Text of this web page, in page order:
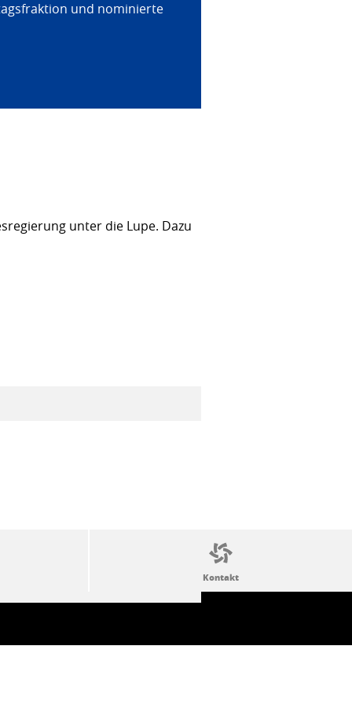
und nominierte
unter die Lupe. Dazu